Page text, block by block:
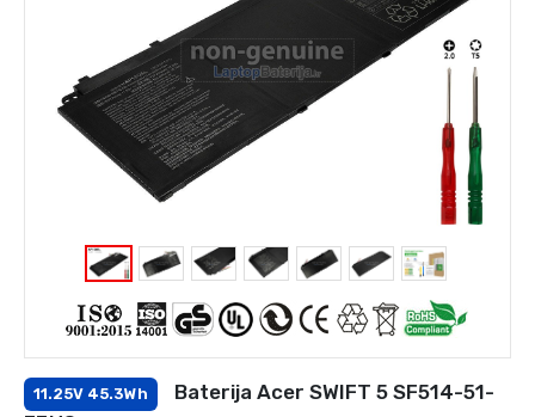
11.25V 45.3Wh
Baterija Acer SWIFT 5 SF514-51-